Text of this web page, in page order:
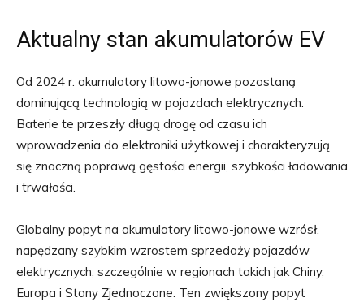
Aktualny stan akumulatorów EV
Od 2024 r. akumulatory litowo-jonowe pozostaną
dominującą technologią w pojazdach elektrycznych.
Baterie te przeszły długą drogę od czasu ich
wprowadzenia do elektroniki użytkowej i charakteryzują
się znaczną poprawą gęstości energii, szybkości ładowania
i trwałości.
Globalny popyt na akumulatory litowo-jonowe wzrósł,
napędzany szybkim wzrostem sprzedaży pojazdów
elektrycznych, szczególnie w regionach takich jak Chiny,
Europa i Stany Zjednoczone. Ten zwiększony popyt